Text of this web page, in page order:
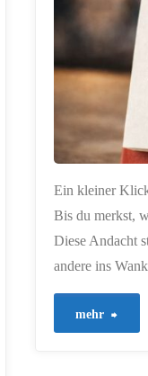
Ein kleiner
Bis du merkst,
Diese Andacht
andere ins
mehr "931